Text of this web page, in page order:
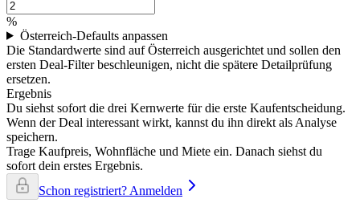
%
Österreich-Defaults anpassen
Die Standardwerte sind auf Österreich ausgerichtet und sollen den
ersten Deal-Filter beschleunigen, nicht die spätere Detailprüfung
ersetzen.
Ergebnis
Du siehst sofort die drei Kernwerte für die erste Kaufentscheidung.
Wenn der Deal interessant wirkt, kannst du ihn direkt als Analyse
speichern.
Trage Kaufpreis, Wohnfläche und Miete ein. Danach siehst du
sofort dein erstes Ergebnis.
Schon registriert? Anmelden